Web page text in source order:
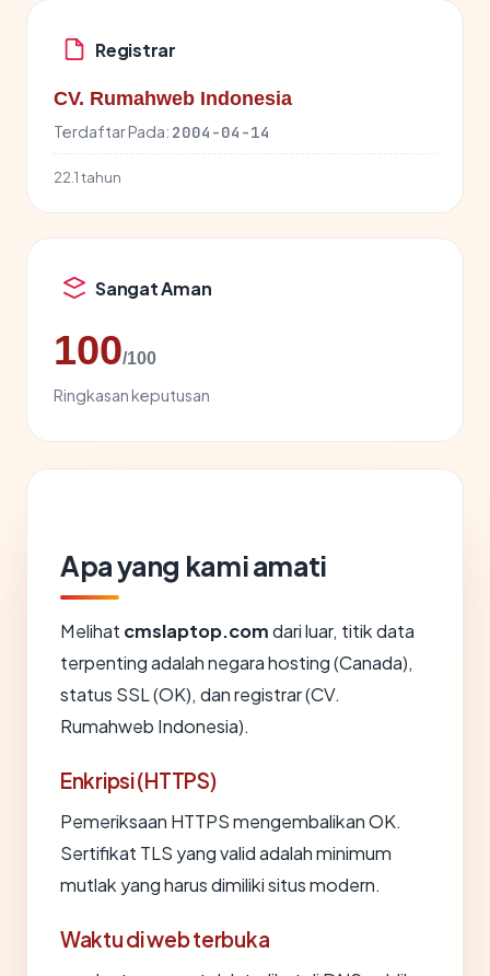
Registrar
CV. Rumahweb Indonesia
Terdaftar Pada: 2004-04-14
22.1 tahun
Sangat Aman
100/100
Ringkasan keputusan
Apa yang kami amati
Melihat cmslaptop.comdari luar, titik data
terpenting adalah negara hosting (Canada),
status SSL (OK), dan registrar (CV.
Rumahweb Indonesia).
Enkripsi (HTTPS)
Pemeriksaan HTTPS mengembalikan OK.
Sertifikat TLS yang valid adalah minimum
mutlak yang harus dimiliki situs modern.
Waktu di web terbuka